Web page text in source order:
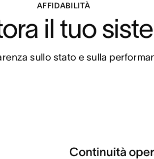
AFFIDABILITÀ
il tuo
sullo stato e sulla
Continuità